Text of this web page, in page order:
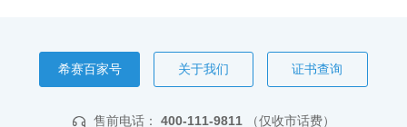
希赛百家号 关于我们 证书查询
售前电话： 400-111-9811 （仅收市话费）